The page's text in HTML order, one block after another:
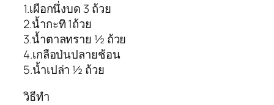
1.เผือกนึ่งบด 3 ถ้วย
2.น้ำกะทิ 1ถ้วย
3.น้ำตาลทราย ½ ถ้วย
4.เกลือป่นปลายช้อน
5.น้ำเปล่า ½ ถ้วย
วิธีทำ